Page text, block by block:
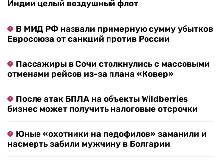
Индии целый воздушный флот
В МИД РФ назвали примерную сумму убытков
Евросоюза от санкций против России
Пассажиры в Сочи столкнулись с массовыми
отменами рейсов из-за плана «Ковер»
После атак БПЛА на объекты Wildberries
бизнес может получить налоговые отсрочки
Юные «охотники на педофилов» заманили и
насмерть забили мужчину в Болгарии